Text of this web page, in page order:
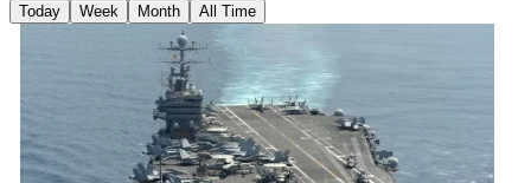
Today Week Month All Time